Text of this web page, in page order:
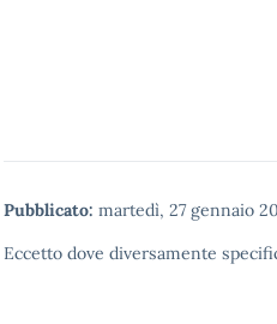
Pubblicato: martedì, 27 gennaio
Eccetto dove diversamente